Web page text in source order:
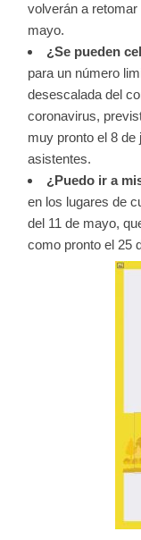
volverán a
mayo.
¿Se pueden
para un número
desescalada del
coronavirus,
muy pronto el 8
asistentes.
¿Puedo ir a
en los lugares de
del 11 de mayo,
como pronto el 25